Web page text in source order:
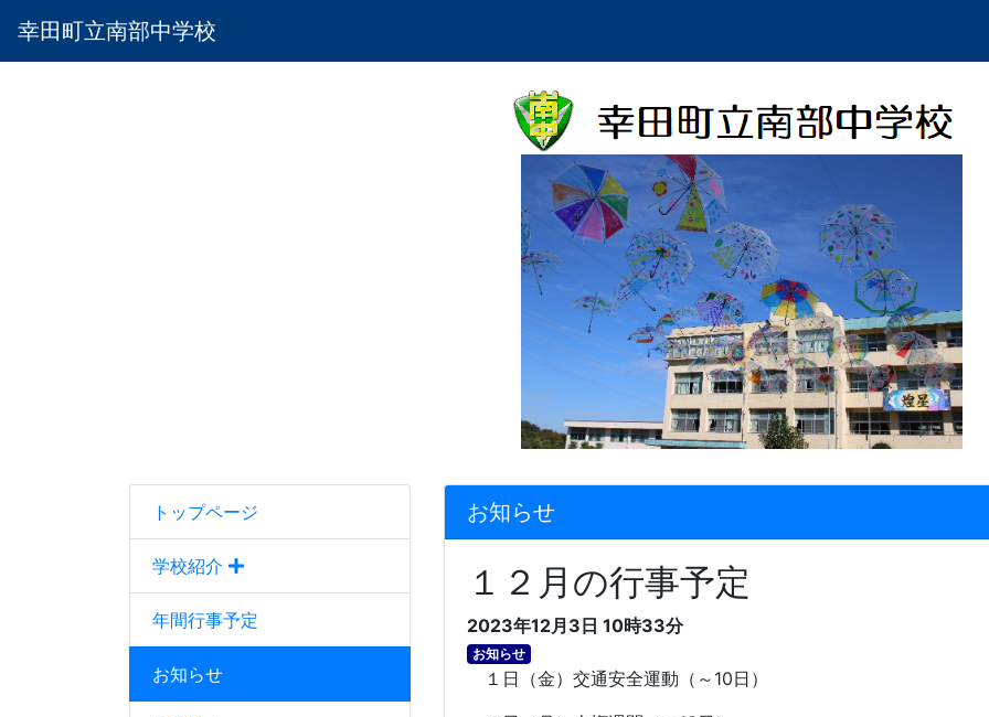
幸田町立南部中学校
トップページ
学校紹介
年間行事予定
お知らせ
お知らせ
１２月の行事予定
2023年12月3日 10時33分
お知らせ
１日（金）交通安全運動（～ 10日）